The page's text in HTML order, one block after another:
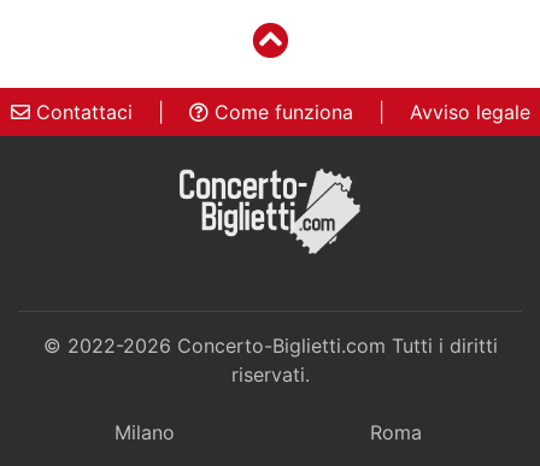
Contattaci Come funziona Avviso legale
© 2022-2026 Concerto-Biglietti.com Tutti i diritti
riservati.
Milano Roma